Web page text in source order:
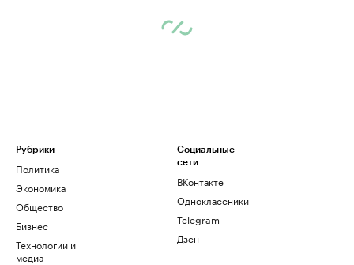
Рубрики
Политика
Экономика
Общество
Бизнес
Технологии и
медиа
Социальные
сети
ВКонтакте
Одноклассники
Telegram
Дзен